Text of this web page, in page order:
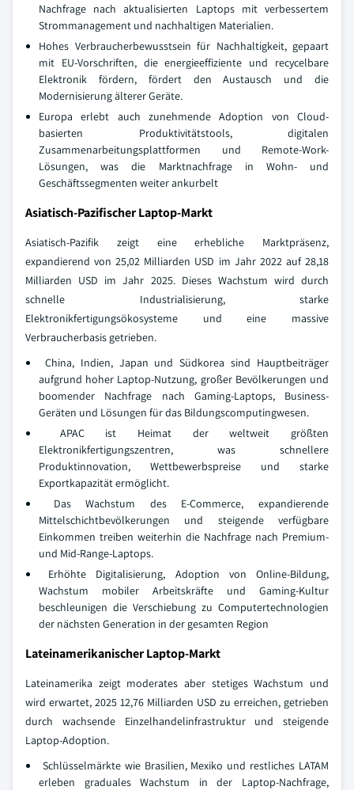
Nachfrage nach aktualisierten Laptops mit verbessertem
Strommanagement und nachhaltigen Materialien.
Hohes Verbraucherbewusstsein für Nachhaltigkeit, gepaart
mit EU-Vorschriften, die energieeffiziente und recycelbare
Elektronik fördern, fördert den Austausch und die
Modernisierung älterer Geräte.
Europa erlebt auch zunehmende Adoption von Cloud-
basierten Produktivitätstools, digitalen
Zusammenarbeitungsplattformen und Remote-Work-
Lösungen, was die Marktnachfrage in Wohn- und
Geschäftssegmenten weiter ankurbelt
Asiatisch-Pazifischer Laptop-Markt
Asiatisch-Pazifik zeigt eine erhebliche Marktpräsenz,
expandierend von 25,02 Milliarden USD im Jahr 2022 auf 28,18
Milliarden USD im Jahr 2025. Dieses Wachstum wird durch
schnelle Industrialisierung, starke
Elektronikfertigungsökosysteme und eine massive
Verbraucherbasis getrieben.
China, Indien, Japan und Südkorea sind Hauptbeiträger
aufgrund hoher Laptop-Nutzung, großer Bevölkerungen und
boomender Nachfrage nach Gaming-Laptops, Business-
Geräten und Lösungen für das Bildungscomputingwesen.
APAC ist Heimat der weltweit größten
Elektronikfertigungszentren, was schnellere
Produktinnovation, Wettbewerbspreise und starke
Exportkapazität ermöglicht.
Das Wachstum des E-Commerce, expandierende
Mittelschichtbevölkerungen und steigende verfügbare
Einkommen treiben weiterhin die Nachfrage nach Premium-
und Mid-Range-Laptops.
Erhöhte Digitalisierung, Adoption von Online-Bildung,
Wachstum mobiler Arbeitskräfte und Gaming-Kultur
beschleunigen die Verschiebung zu Computertechnologien
der nächsten Generation in der gesamten Region
Lateinamerikanischer Laptop-Markt
Lateinamerika zeigt moderates aber stetiges Wachstum und
wird erwartet, 2025 12,76 Milliarden USD zu erreichen, getrieben
durch wachsende Einzelhandelinfrastruktur und steigende
Laptop-Adoption.
Schlüsselmärkte wie Brasilien, Mexiko und restliches LATAM
erleben graduales Wachstum in der Laptop-Nachfrage,